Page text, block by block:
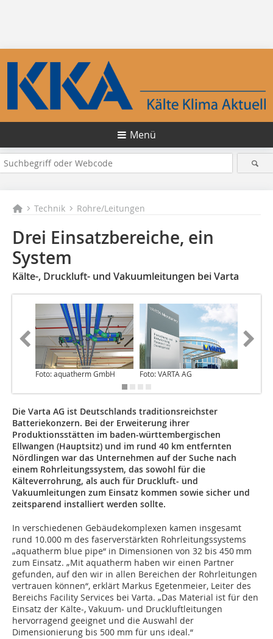
Menü
Technik Rohre/Leitungen
Drei Einsatzbereiche, ein
System
Kälte-, Druckluft- und Vakuumleitungen bei Varta
Foto: aquatherm GmbH Foto: VARTA AG
Die Varta AG ist Deutschlands traditionsreichster
Batteriekonzern. Bei der Erweiterung ihrer
Produktionsstätten im baden-württembergischen
Ellwangen (Hauptsitz) und im rund 40 km entfernten
Nördlingen war das Unternehmen auf der Suche nach
einem Rohrleitungssystem, das sowohl für die
Kälteverrohrung, als auch für Druckluft- und
Vakuumleitungen zum Einsatz kommen sowie sicher und
zeitsparend installiert werden sollte.
In verschiedenen Gebäudekomplexen kamen insgesamt
rund 10.000 m des faserverstärkten Rohrleitungssystems
„aquatherm blue pipe“ in Dimensionen von 32 bis 450 mm
zum Einsatz. „Mit aquatherm haben wir einen Partner
gefunden, auf den wir in allen Bereichen der Rohrleitungen
vertrauen können“, erklärt Markus Egetenmeier, Leiter des
Bereichs Facility Services bei Varta. „Das Material ist für den
Einsatz der Kälte-, Vakuum- und Druckluftleitungen
hervorragend geeignet und die Auswahl der
Dimensionierung bis 500 mm für uns ideal.“